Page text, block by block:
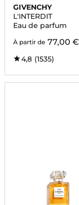
GIVENCHY
L'INTERDIT
Eau de parfum
À partir de 77,00 €
4,8 (1535)